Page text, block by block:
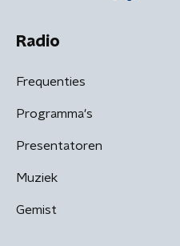
Radio
Frequenties
Programma's
Presentatoren
Muziek
Gemist